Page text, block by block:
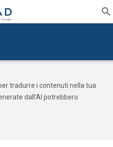
tradurre i contenuti nella tua
dall'AI potrebbero